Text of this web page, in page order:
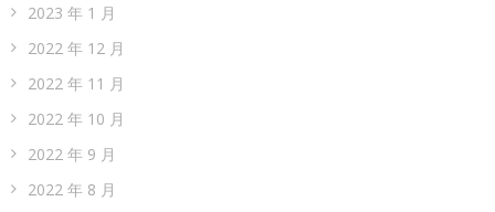
2023 年 1 月
2022 年 12 月
2022 年 11 月
2022 年 10 月
2022 年 9 月
2022 年 8 月